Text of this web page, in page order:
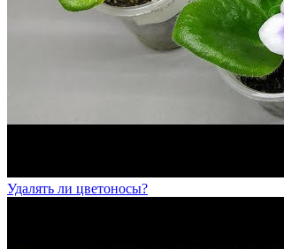
Удалять ли цветоносы?